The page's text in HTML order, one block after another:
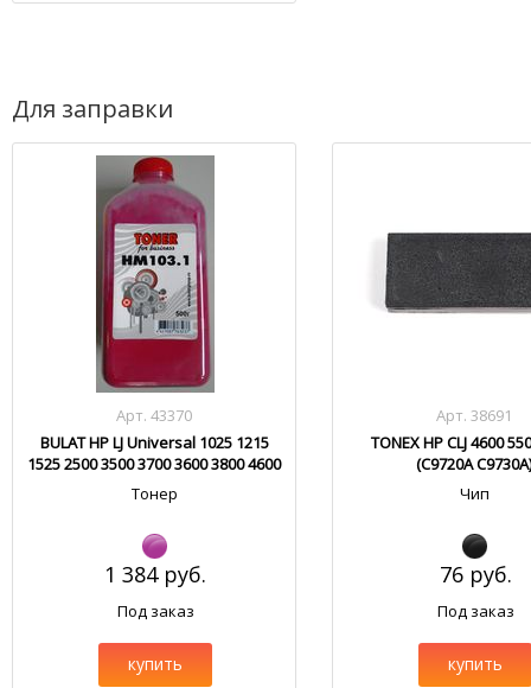
Для заправки
Арт. 43370
BULAT HP LJ Universal 1025 1215
1525 2500 3500 3700 3600 3800 4600
4700 5500 HM103.1
Тонер
1 384 руб.
Под заказ
купить
Арт. 38691
TONEX HP CLJ 4600
(C9720A
Чип
76 руб.
Под заказ
купить